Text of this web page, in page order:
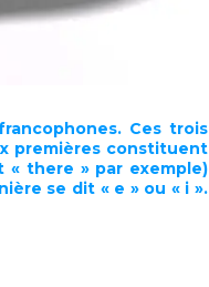
Ces trois
premières constituent
there » par exemple)
se dit « e » ou « i ».